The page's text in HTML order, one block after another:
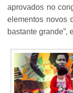
aprovados no
elementos novos
bastante grande”,